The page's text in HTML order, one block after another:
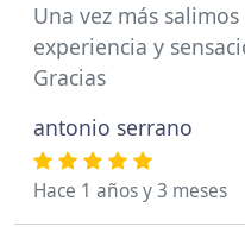
Una vez más
experiencia y
Gracias
antonio serrano
Hace 1 años y 3 meses